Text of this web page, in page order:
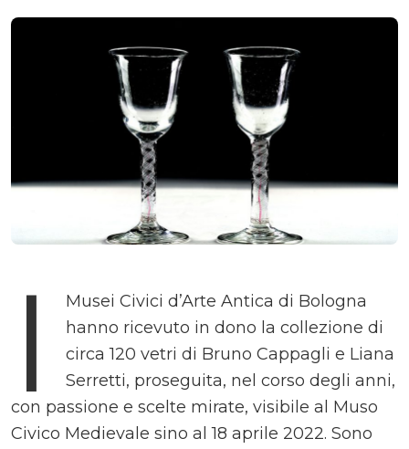
I
Musei Civici d’Arte Antica di Bologna
hanno ricevuto in dono la collezione di
circa 120 vetri di Bruno Cappagli e Liana
Serretti, proseguita, nel corso degli anni,
con passione e scelte mirate, visibile al Muso
Civico Medievale sino al 18 aprile 2022. Sono